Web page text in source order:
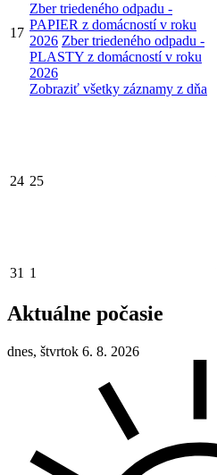
17
Zber triedeného odpadu -
PAPIER z domácností v roku
2026 Zber triedeného odpadu -
PLASTY z domácností v roku
2026
Zobraziť všetky záznamy z dňa
24 25
31 1
Aktuálne počasie
dnes, štvrtok 6. 8. 2026